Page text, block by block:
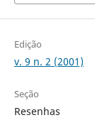
Edição
v. 9 n. 2 (2001)
Seção
Resenhas